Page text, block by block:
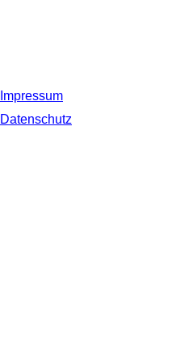
Impressum
Datenschutz